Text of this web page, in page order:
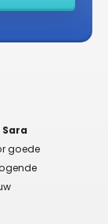
Sara
goede